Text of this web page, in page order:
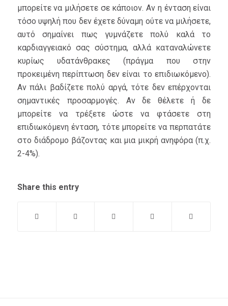
μπορείτε να μιλήσετε σε κάποιον. Αν η ένταση είναι
τόσο υψηλή που δεν έχετε δύναμη ούτε να μιλήσετε,
αυτό σημαίνει πως γυμνάζετε πολύ καλά το
καρδιαγγειακό σας σύστημα, αλλά καταναλώνετε
κυρίως υδατάνθρακες (πράγμα που στην
προκειμένη περίπτωση δεν είναι το επιδιωκόμενο).
Αν πάλι βαδίζετε πολύ αργά, τότε δεν επέρχονται
σημαντικές προσαρμογές. Αν δε θέλετε ή δε
μπορείτε να τρέξετε ώστε να φτάσετε στη
επιδιωκόμενη ένταση, τότε μπορείτε να περπατάτε
στο διάδρομο βάζοντας και μια μικρή ανηφόρα (π.χ.
2-4%).
Share this entry